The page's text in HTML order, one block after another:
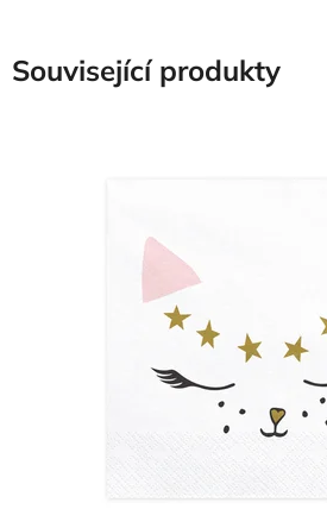
Související produkty